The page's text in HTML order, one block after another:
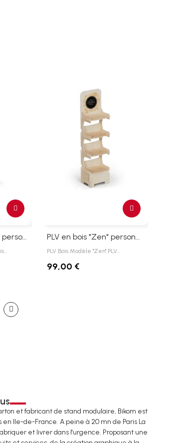
PLV Bois Modèle "Zen" PLV…
99,00 €
et fabricant de stand modulaire, Bikom est
en Ile-de-France. A peine à 20 mn de Paris La
et livrer dans l'urgence. Proposant une